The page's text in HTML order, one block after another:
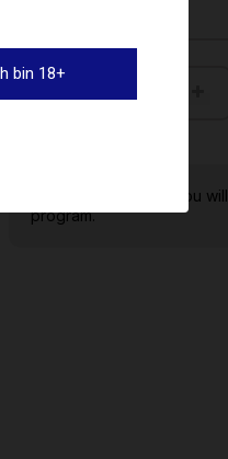
bin 18+
Buying this product you
program.